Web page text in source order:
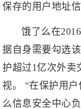
保存的用户地址
饿了么在
据自身需要勾选
护超过1亿次外卖
视。 “在保护用
么信息安全中心